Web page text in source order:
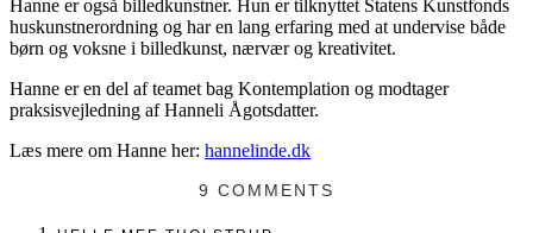
Hanne er også billedkunstner. Hun er tilknyttet Statens Kunstfonds
huskunstnerordning og har en lang erfaring med at undervise både
børn og voksne i billedkunst, nærvær og kreativitet.
Hanne er en del af teamet bag Kontemplation og modtager
praksisvejledning af Hanneli Ågotsdatter.
Læs mere om Hanne her: hannelinde.dk
9 COMMENTS